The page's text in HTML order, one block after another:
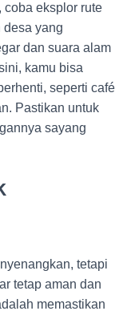
coba eksplor rute
desa yang
dan suara alam
kamu bisa
seperti café
Pastikan untuk
sayang
tetapi
tetap aman dan
memastikan